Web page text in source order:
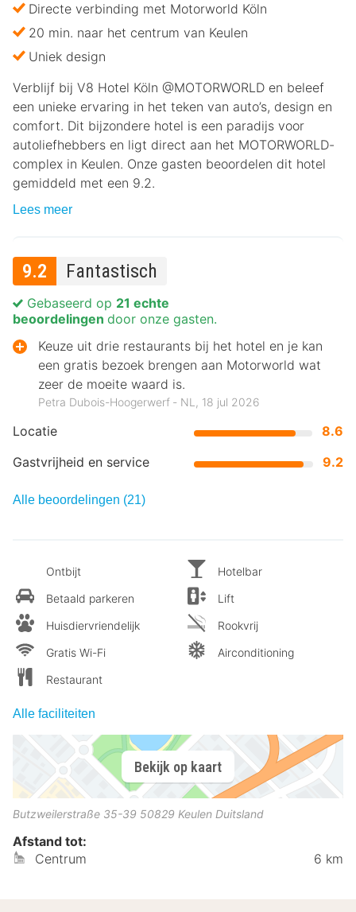
Directe verbinding met Motorworld Köln
20 min. naar het centrum van Keulen
Uniek design
Verblijf bij V8 Hotel Köln @MOTORWORLD en beleef
een unieke ervaring in het teken van auto’s, design en
comfort. Dit bijzondere hotel is een paradijs voor
autoliefhebbers en ligt direct aan het MOTORWORLD-
complex in Keulen. Onze gasten beoordelen dit hotel
gemiddeld met een 9.2.
Lees meer
9.2 Fantastisch
Locatie
8.6
Gastvrijheid en service
9.2
Gebaseerd op 21 echte
beoordelingen door onze gasten.
Keuze uit drie restaurants bij het hotel en je kan
een gratis bezoek brengen aan Motorworld wat
zeer de moeite waard is.
Petra Dubois-Hoogerwerf ‐ NL, 18 jul 2026
Alle beoordelingen (21)
Ontbijt
Betaald parkeren
Huisdiervriendelijk
Gratis Wi-Fi
Restaurant
Hotelbar
Lift
Rookvrij
Airconditioning
Alle faciliteiten
Bekijk op kaart
Butzweilerstraße 35-39 50829 Keulen Duitsland
Afstand tot:
Centrum
6 km